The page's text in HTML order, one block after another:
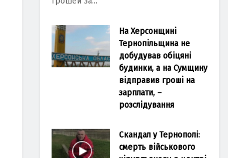
На Херсонщині
Тернопільщина не
добудував обіцяні
будинки, а на Сумщину
відправив гроші на
зарплати, –
розслідування
Скандал у Тернополі:
смерть військового